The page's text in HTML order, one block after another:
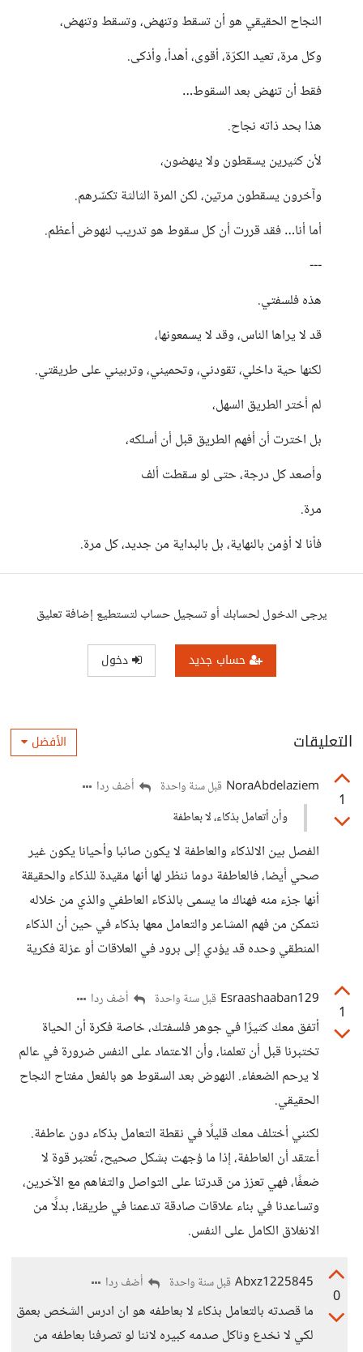
النجاح الحقيقي هو أن تسقط وتنهض، وتسقط وتنهض،
وكل مرة، تعيد الكرّة، أقوى، أهدأ، وأذكى.
فقط أن تنهض بعد السقوط…
هذا بحد ذاته نجاح.
لأن كثيرين يسقطون ولا ينهضون،
وآخرون يسقطون مرتين، لكن المرة الثالثة تكسّرهم.
أما أنا… فقد قررت أن كل سقوط هو تدريب لنهوض أعظم.
---
هذه فلسفتي.
قد لا يراها الناس، وقد لا يسمعونها،
لكنها حية داخلي، تقودني، وتحميني، وتربيني على طريقتي.
لم أختر الطريق السهل،
بل اخترت أن أفهم الطريق قبل أن أسلكه،
وأصعد كل درجة، حتى لو سقطت ألف
مرة.
فأنا لا أؤمن بالنهاية، بل بالبداية من جديد، كل مرة.
يرجى الدخول لحسابك أو تسجيل حساب لتستطيع إضافة تعليق
حساب جديد دخول
التعليقات الأفضل
1
NoraAbdelaziem قبل سنة واحدة
أضف ردا
وأن أتعامل بذكاء، لا بعاطفة
الفصل بين الالذكاء والعاطفة لا يكون صائبا وأحيانا يكون غير
صحي أيضا، فالعاطفة دوما ننظر لها أنها مقيدة للذكاء والحقيقة
أنها جزء منه فهناك ما يسمى بالذكاء العاطفي والذي من خلاله
نتمكن من فهم المشاعر والتعامل معها بذكاء في حين أن الذكاء
المنطقي وحده قد يؤدي إلى برود في العلاقات أو عزلة فكرية
1
Esraashaaban129 قبل سنة واحدة أضف ردا
أتفق معك كثيرًا في جوهر فلسفتك، خاصة فكرة أن الحياة
تختبرنا قبل أن تعلمنا، وأن الاعتماد على النفس ضرورة في عالم
لا يرحم الضعفاء. النهوض بعد السقوط هو بالفعل مفتاح النجاح
الحقيقي.
لكنني أختلف معك قليلًا في نقطة التعامل بذكاء دون عاطفة.
أعتقد أن العاطفة، إذا ما وُجهت بشكل صحيح، تُعتبر قوة لا
ضعفًا، فهي تعزز من قدرتنا على التواصل والتفاهم مع الآخرين،
وتساعدنا في بناء علاقات صادقة تدعمنا في طريقنا، بدلًا من
الانغلاق الكامل على النفس.
0
Abxz1225845 قبل سنة واحدة أضف ردا
ما قصدته بالتعامل بذكاء لا بعاطفه هو ان ادرس الشخص بعمق
لكي لا نخدع وناكل صدمه كبيره لاننا لو تصرفنا بعاطفه من